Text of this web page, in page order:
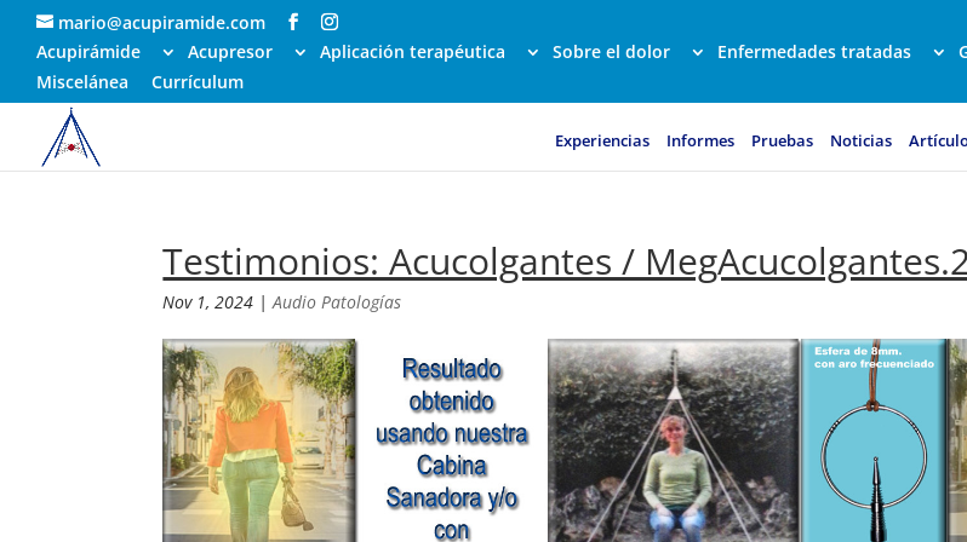
mario@acupiramide.com
Acupirámide
Acupresor Aplicación terapéutica Sobre el dolor Enfermedades tratadas
Miscelánea
Currículum
Experiencias Informes Pruebas Noticias
Testimonios: Acucolgantes /
Nov 1, 2024 |Audio Patologías